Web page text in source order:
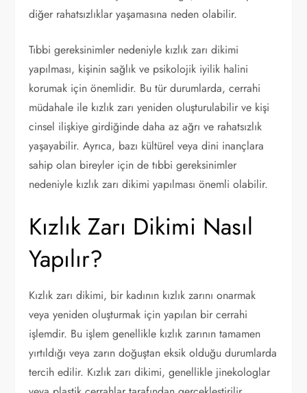
diğer rahatsızlıklar yaşamasına neden olabilir.
Tıbbi gereksinimler nedeniyle kızlık zarı dikimi
yapılması, kişinin sağlık ve psikolojik iyilik halini
korumak için önemlidir. Bu tür durumlarda, cerrahi
müdahale ile kızlık zarı yeniden oluşturulabilir ve kişi
cinsel ilişkiye girdiğinde daha az ağrı ve rahatsızlık
yaşayabilir. Ayrıca, bazı kültürel veya dini inançlara
sahip olan bireyler için de tıbbi gereksinimler
nedeniyle kızlık zarı dikimi yapılması önemli olabilir.
Kızlık Zarı Dikimi Nasıl
Yapılır?
Kızlık zarı dikimi, bir kadının kızlık zarını onarmak
veya yeniden oluşturmak için yapılan bir cerrahi
işlemdir. Bu işlem genellikle kızlık zarının tamamen
yırtıldığı veya zarın doğuştan eksik olduğu durumlarda
tercih edilir. Kızlık zarı dikimi, genellikle jinekologlar